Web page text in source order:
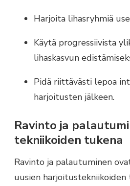
Harjoita lihasryhmiä
Käytä progressiivista
lihaskasvun
Pidä riittävästi lepoa
harjoitusten jälkeen.
Ravinto ja
tekniikoiden tukena
Ravinto ja palautuminen
uusien harjoitustekniikoiden